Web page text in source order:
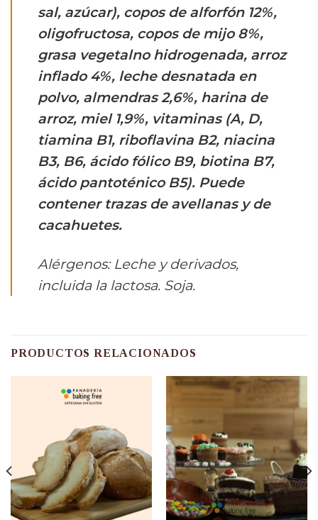
sal, azúcar), copos de alforfón 12%,
oligofructosa, copos de mijo 8%,
grasa vegetalno hidrogenada, arroz
inflado 4%, leche desnatada en
polvo, almendras 2,6%, harina de
arroz, miel 1,9%, vitaminas (A, D,
tiamina B1, riboflavina B2, niacina
B3, B6, ácido fólico B9, biotina B7,
ácido pantoténico B5). Puede
contener trazas de avellanas y de
cacahuetes.
Alérgenos: Leche y derivados,
incluida la lactosa. Soja.
PRODUCTOS RELACIONADOS